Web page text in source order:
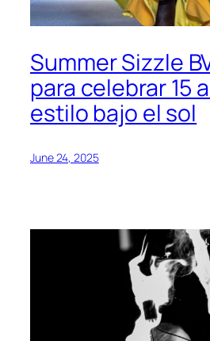
Summer Sizzle
para celebrar 15
estilo bajo el sol
June 24, 2025